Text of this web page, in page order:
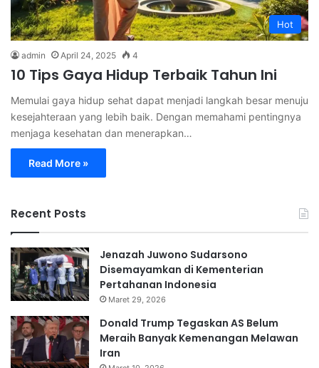
Hot
admin April 24, 2025 4
10 Tips Gaya Hidup Terbaik Tahun Ini
Memulai gaya hidup sehat dapat menjadi langkah besar menuju
kesejahteraan yang lebih baik. Dengan memahami pentingnya
menjaga kesehatan dan menerapkan…
Read More »
Recent Posts
Jenazah Juwono Sudarsono
Disemayamkan di Kementerian
Pertahanan Indonesia
Maret 29, 2026
Donald Trump Tegaskan AS Belum
Meraih Banyak Kemenangan Melawan
Iran